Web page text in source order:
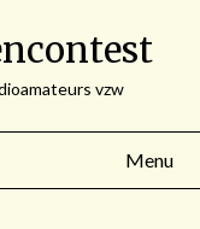
vzw
Menu